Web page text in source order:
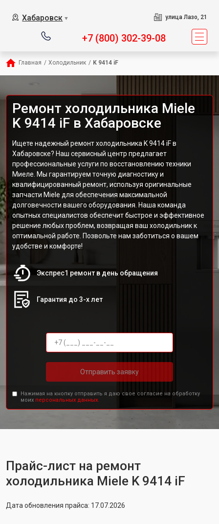
Хабаровск ▼ улица Лазо, 21
+7 (800) 302-39-08
Главная / Холодильник / K 9414 iF
Ремонт холодильника Miele
K 9414 iF в Хабаровске
Ищете надежный ремонт холодильника K 9414 iF в
Хабаровске? Наш сервисный центр предлагает
профессиональные услуги по восстановлению техники
Миеле. Мы гарантируем точную диагностику и
квалифицированный ремонт, используя оригинальные
запчасти Miele для обеспечения максимальной
долговечности вашего оборудования. Наша команда
опытных специалистов обеспечит быстрое и эффективное
решение любых проблем, возвращая ваш холодильник к
оптимальной работе. Позвольте нам заботиться о вашем
удобстве и комфорте!
Экспрес1 ремонт в день обращения
Гарантия до 3-х лет
Отправить заявку
Нажимая на кнопку отправить я даю свое согласие на обработку
моих персональных данных.
Прайс-лист на ремонт
холодильника Miele K 9414 iF
Дата обновления прайса: 17.07.2026